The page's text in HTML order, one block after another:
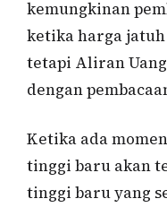
kemungkinan
ketika harga
tetapi Aliran
dengan
Ketika ada
tinggi baru akan
tinggi baru yang